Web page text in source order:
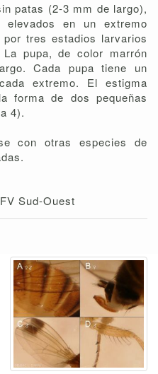
patas (2-3 mm de largo),
elevados en un extremo
tres estadios larvarios
pupa, de color marrón
Cada pupa tiene un
extremo. El estigma
forma de dos pequeñas
4).
con otras especies de
Sud-Ouest